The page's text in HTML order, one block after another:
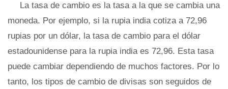
La tasa de cambio es la tasa a la que se cambia una
moneda. Por ejemplo, si la rupia india cotiza a 72,96
rupias por un dólar, la tasa de cambio para el dólar
estadounidense para la rupia india es 72,96. Esta tasa
puede cambiar dependiendo de muchos factores. Por lo
tanto, los tipos de cambio de divisas son seguidos de